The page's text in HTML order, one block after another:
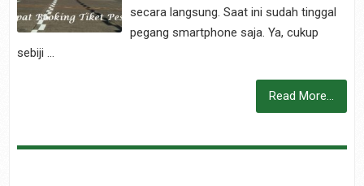
secara langsung. Saat ini sudah tinggal
pegang smartphone saja. Ya, cukup
sebiji …
Read More...